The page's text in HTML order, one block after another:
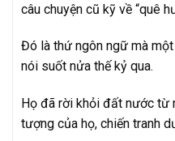
câu chuyện cũ kỹ về “quê
Đó là thứ ngôn ngữ mà
nói suốt nửa thế kỷ qua.
Họ đã rời khỏi đất nước từ
tượng của họ, chiến tranh